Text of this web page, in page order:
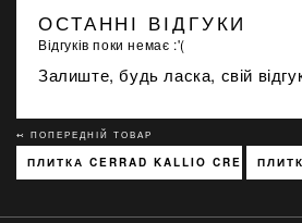
ОСТАННІ ВІДГУКИ
Відгуків поки немає :'(
Залиште, будь ласка, свій
↢ ПОПЕРЕДНІЙ ТОВАР
ПЛИТКА CERRAD KALLIO CREAM